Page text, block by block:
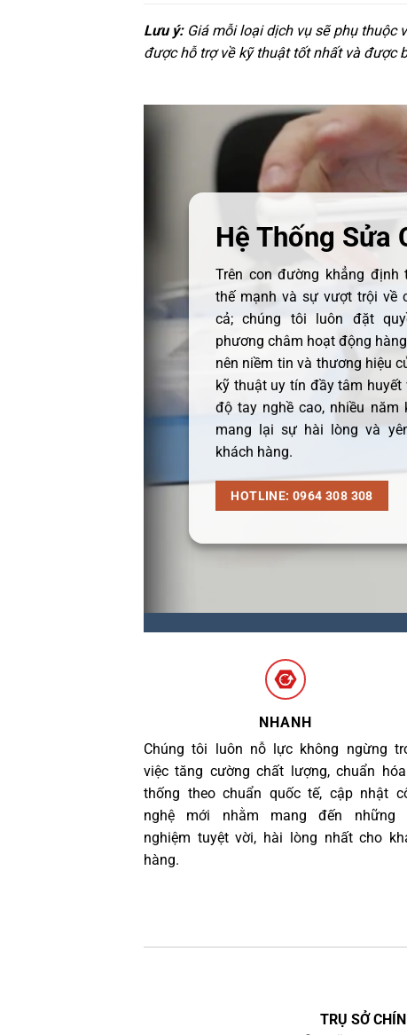
Lưu ý:Giá mỗi loại dịch vụ sẽ phụ thuộc
được hỗ trợ về kỹ thuật tốt nhất và được
Hệ Thống Sửa
Trên con đường khẳng định
thế mạnh và sự vượt trội về
cả; chúng tôi luôn đặt
phương châm hoạt động
nên niềm tin và thương hiệu
kỹ thuật uy tín đầy tâm huyết
độ tay nghề cao, nhiều năm
mang lại sự hài lòng và
khách hàng.
HOTLINE: 0964 308 308
NHANH
Chúng tôi luôn nỗ lực không ngừng
việc tăng cường chất lượng, chuẩn
thống theo chuẩn quốc tế, cập nhật
nghệ mới nhằm mang đến những
nghiệm tuyệt vời, hài lòng nhất cho
hàng.
TRỤ SỞ